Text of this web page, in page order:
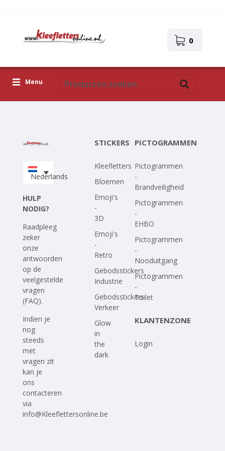
0
Menu
Upload je eigen ontwerp
Nederlands
HULP
NODIG?
Raadpleeg
zeker
onze
antwoorden
op de
veelgestelde
vragen
(FAQ).
Indien je
nog
steeds
met
vragen zit
kan je
ons
contacteren
via
info@Kleeflettersonline.be
STICKERS
Kleefletters
Bloemen
Emoji's
-
3D
Emoji's
-
Retro
Gebodsstickers
Industrie
Gebodsstickers
Verkeer
Glow
in
the
dark
PICTOGRAMMEN
Pictogrammen
-
Brandveiligheid
Pictogrammen
-
EHBO
Pictogrammen
-
Nooduitgang
Pictogrammen
-
Toilet
KLANTENZONE
Login